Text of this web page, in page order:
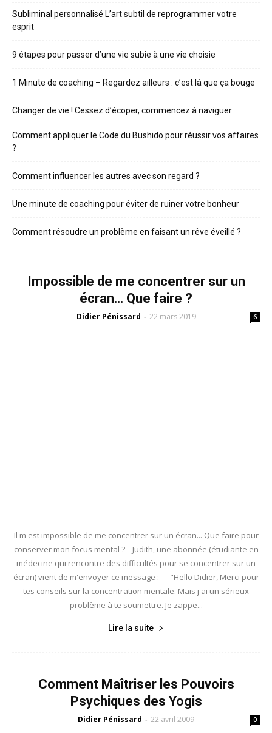
Subliminal personnalisé L’art subtil de reprogrammer votre
esprit
9 étapes pour passer d’une vie subie à une vie choisie
1 Minute de coaching – Regardez ailleurs : c’est là que ça bouge
Changer de vie ! Cessez d’écoper, commencez à naviguer
Comment appliquer le Code du Bushido pour réussir vos affaires
?
Comment influencer les autres avec son regard ?
Une minute de coaching pour éviter de ruiner votre bonheur
Comment résoudre un problème en faisant un rêve éveillé ?
Impossible de me concentrer sur un
écran… Que faire ?
Didier Pénissard - 22 mars 2019 6
Il m'est impossible de me concentrer sur un écran... Que faire pour
conserver mon focus mental ? Judith, une abonnée (étudiante en
médecine qui rencontre des difficultés pour se concentrer sur un
écran) vient de m'envoyer ce message : "Hello Didier, Merci pour
tes conseils sur la concentration mentale. Mais j'ai un sérieux
problème à te soumettre. Je zappe...
Lire la suite
Comment Maîtriser les Pouvoirs
Psychiques des Yogis
Didier Pénissard - 22 avril 2009 0